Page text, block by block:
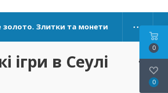
золото. Злитки та монети
ігри в Сеулі
0
0